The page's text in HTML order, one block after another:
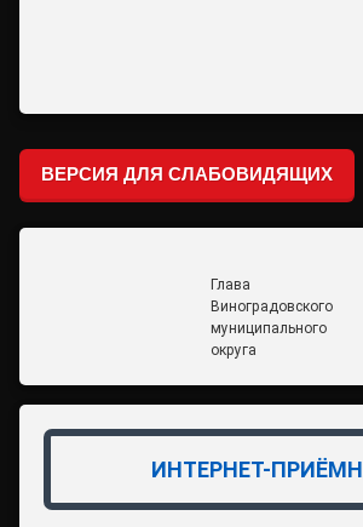
ВЕРСИЯ ДЛЯ СЛАБОВИДЯЩИХ
Глава
Виноградовского
муниципального
округа
ИНТЕРНЕТ-